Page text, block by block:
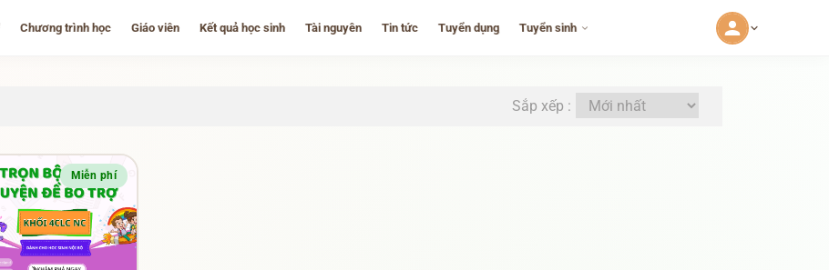
Chương trình học Giáo viên Kết quả học sinh Tài nguyên Tin tức Tuyển dụng Tuyển sinh
Sắp xếp :
Miễn phí